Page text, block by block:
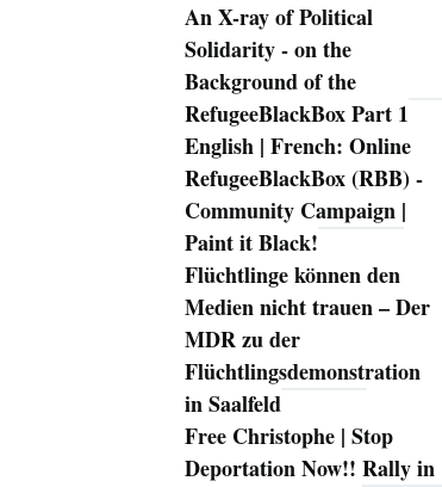
Navigation
An X-ray of Political
Solidarity - on the
Background of the
RefugeeBlackBox Part 1
English | French: Online
RefugeeBlackBox (RBB) -
Community Campaign |
Paint it Black!
Flüchtlinge können den
Medien nicht trauen – Der
MDR zu der
Flüchtlingsdemonstration
in Saalfeld
Free Christophe | Stop
Deportation Now!! Rally in